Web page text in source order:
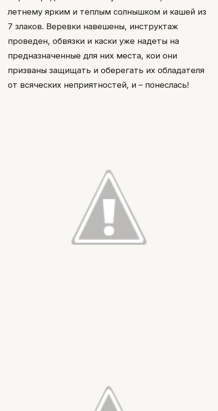
летнему ярким и теплым солнышком и кашей из
7 злаков. Веревки навешены, инструктаж
проведен, обвязки и каски уже надеты на
предназначенные для них места, кои они
призваны защищать и оберегать их обладателя
от всяческих неприятностей, и – понеслась!